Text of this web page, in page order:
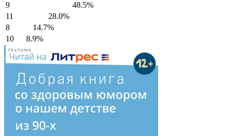
9
48.5%
11
28.0%
8
14.7%
10
8.9%
РЕКЛАМА